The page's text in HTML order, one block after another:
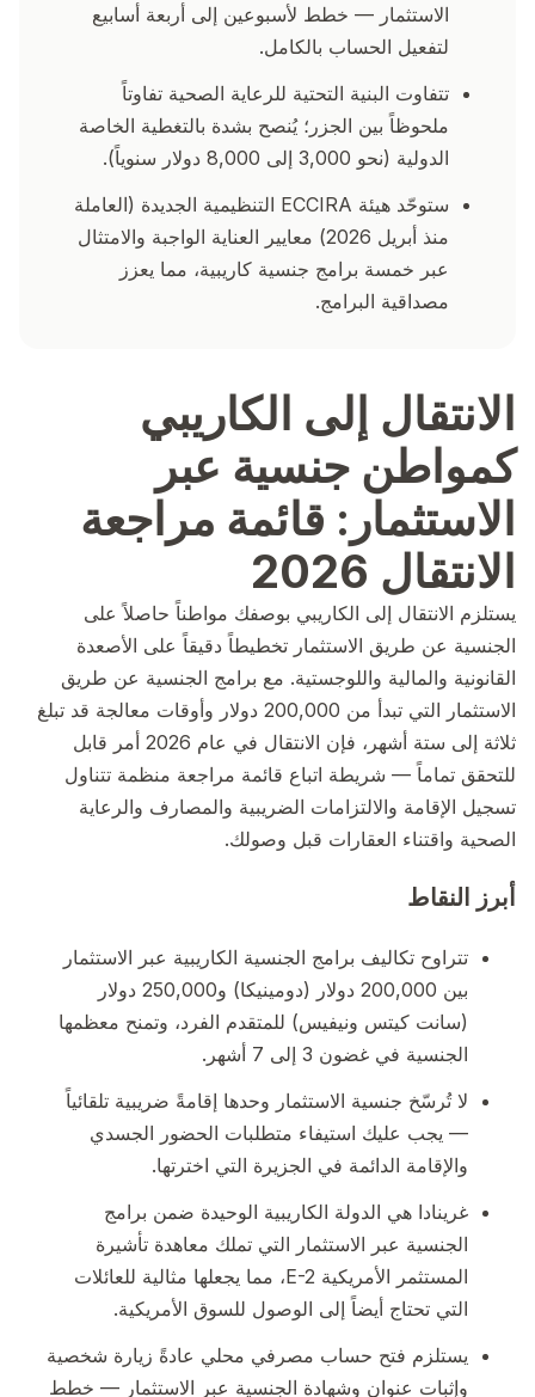
الاستثمار — خطط لأسبوعين إلى أربعة أسابيع
لتفعيل الحساب بالكامل.
تتفاوت البنية التحتية للرعاية الصحية تفاوتاً
ملحوظاً بين الجزر؛ يُنصح بشدة بالتغطية الخاصة
الدولية (نحو 3,000 إلى 8,000 دولار سنوياً).
ستوحّد هيئة ECCIRA التنظيمية الجديدة (العاملة
منذ أبريل 2026) معايير العناية الواجبة والامتثال
عبر خمسة برامج جنسية كاريبية، مما يعزز
مصداقية البرامج.
الانتقال إلى الكاريبي
كمواطن جنسية عبر
الاستثمار: قائمة مراجعة
الانتقال 2026
يستلزم الانتقال إلى الكاريبي بوصفك مواطناً حاصلاً على
الجنسية عن طريق الاستثمار تخطيطاً دقيقاً على الأصعدة
القانونية والمالية واللوجستية. مع برامج الجنسية عن طريق
الاستثمار التي تبدأ من 200,000 دولار وأوقات معالجة قد تبلغ
ثلاثة إلى ستة أشهر، فإن الانتقال في عام 2026 أمر قابل
للتحقق تماماً — شريطة اتباع قائمة مراجعة منظمة تتناول
تسجيل الإقامة والالتزامات الضريبية والمصارف والرعاية
الصحية واقتناء العقارات قبل وصولك.
أبرز النقاط
تتراوح تكاليف برامج الجنسية الكاريبية عبر الاستثمار
بين 200,000 دولار (دومينيكا) و250,000 دولار
(سانت كيتس ونيفيس) للمتقدم الفرد، وتمنح معظمها
الجنسية في غضون 3 إلى 7 أشهر.
لا تُرسّخ جنسية الاستثمار وحدها إقامةً ضريبية تلقائياً
— يجب عليك استيفاء متطلبات الحضور الجسدي
والإقامة الدائمة في الجزيرة التي اخترتها.
غرينادا هي الدولة الكاريبية الوحيدة ضمن برامج
الجنسية عبر الاستثمار التي تملك معاهدة تأشيرة
المستثمر الأمريكية E-2، مما يجعلها مثالية للعائلات
التي تحتاج أيضاً إلى الوصول للسوق الأمريكية.
يستلزم فتح حساب مصرفي محلي عادةً زيارة شخصية
وإثبات عنوان وشهادة الجنسية عبر الاستثمار — خطط